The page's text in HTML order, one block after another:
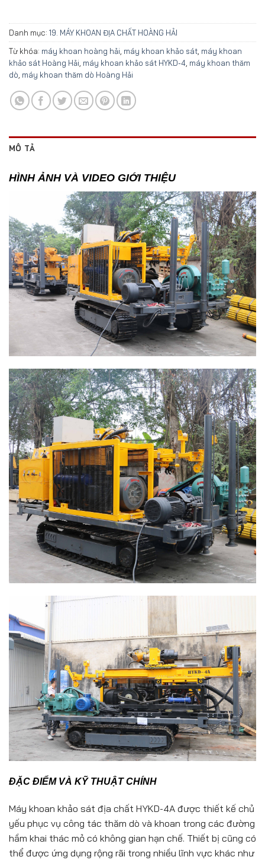
Danh mục: 19. MÁY KHOAN ĐỊA CHẤT HOÀNG HẢI
Từ khóa: máy khoan hoàng hải máy khoan khảo sát máy khoan
khảo sát Hoàng Hải máy khoan khảo sát HYKD-4 máy khoan thăm
dò máy khoan thăm dò Hoàng Hải
MÔ TẢ
HÌNH ẢNH VÀ VIDEO GIỚI THIỆU
ĐẶC ĐIỂM VÀ KỸ THUẬT CHÍNH
Máy khoan khảo sát địa chất HYKD-4A được thiết kế chủ
yếu phục vụ công tác thăm dò và khoan trong các đường
hầm khai thác mỏ có không gian hạn chế. Thiết bị cũng có
thể được ứng dụng rộng rãi trong nhiều lĩnh vực khác như